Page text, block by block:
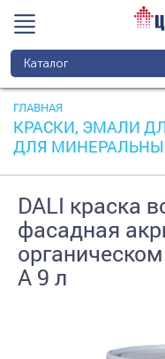
Каталог
ГЛАВНАЯ
КРАСКИ, ЭМАЛИ
ДЛЯ
DALI краска
фасадная
А 9 л